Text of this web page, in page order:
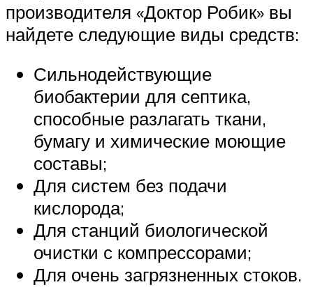
производителя «Доктор Робик» вы
найдете следующие виды средств:
Сильнодействующие
биобактерии для септика,
способные разлагать ткани,
бумагу и химические моющие
составы;
Для систем без подачи
кислорода;
Для станций биологической
очистки с компрессорами;
Для очень загрязненных стоков.